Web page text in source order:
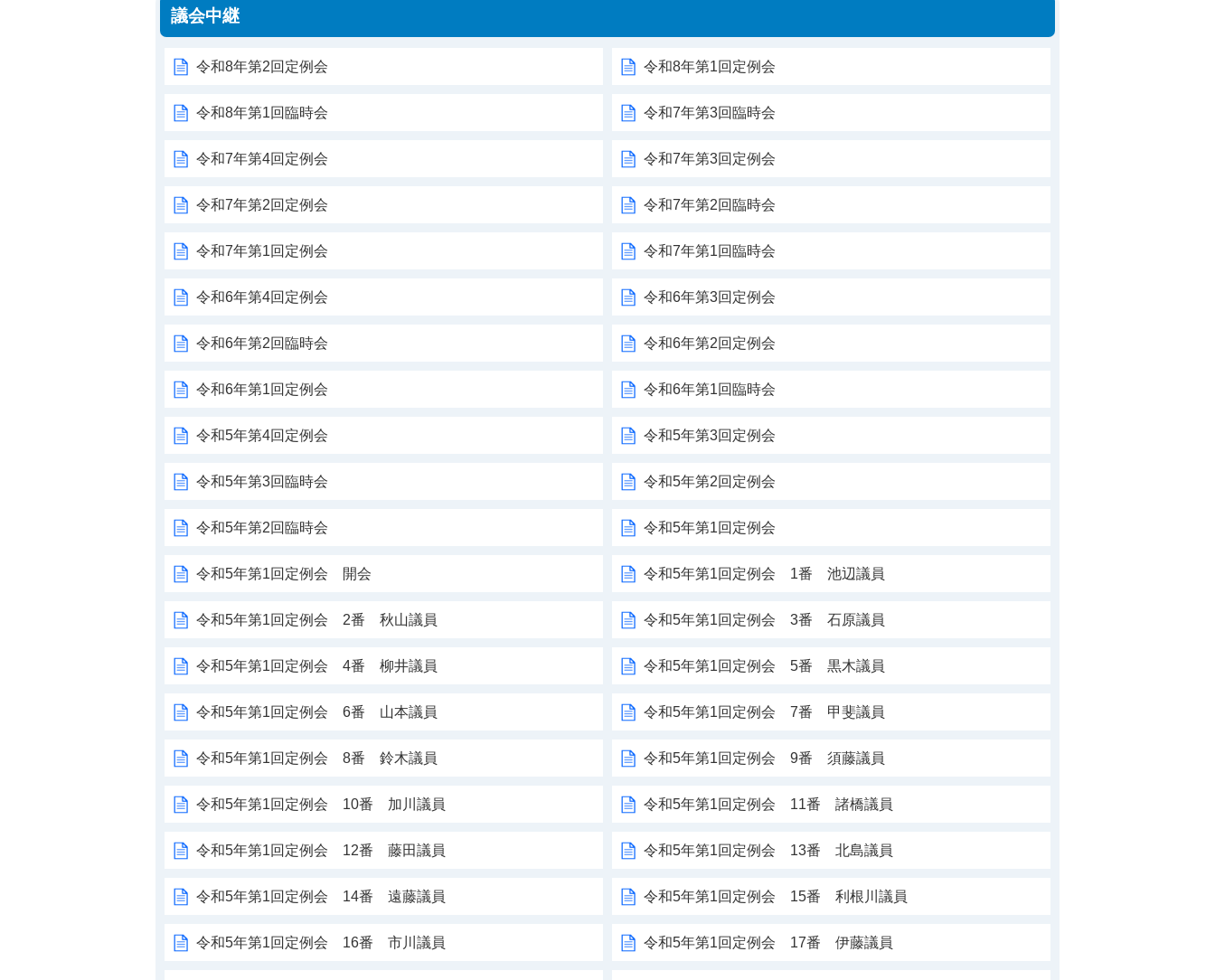
議会中継
令和8年第2回定例会 令和8年第1回定例会
令和8年第1回臨時会 令和7年第3回臨時会
令和7年第4回定例会 令和7年第3回定例会
令和7年第2回定例会 令和7年第2回臨時会
令和7年第1回定例会 令和7年第1回臨時会
令和6年第4回定例会 令和6年第3回定例会
令和6年第2回臨時会 令和6年第2回定例会
令和6年第1回定例会 令和6年第1回臨時会
令和5年第4回定例会 令和5年第3回定例会
令和5年第3回臨時会 令和5年第2回定例会
令和5年第2回臨時会 令和5年第1回定例会
令和5年第1回定例会 開会 令和5年第1回定例会 1番 池辺議員
令和5年第1回定例会 2番 秋山議員 令和5年第1回定例会 3番 石原議員
令和5年第1回定例会 4番 柳井議員 令和5年第1回定例会 5番 黒木議員
令和5年第1回定例会 6番 山本議員 令和5年第1回定例会 7番 甲斐議員
令和5年第1回定例会 8番 鈴木議員 令和5年第1回定例会 9番 須藤議員
令和5年第1回定例会 10番 加川議員 令和5年第1回定例会 11番 諸橋議員
令和5年第1回定例会 12番 藤田議員 令和5年第1回定例会 13番 北島議員
令和5年第1回定例会 14番 遠藤議員 令和5年第1回定例会 15番 利根川議員
令和5年第1回定例会 16番 市川議員 令和5年第1回定例会 17番 伊藤議員